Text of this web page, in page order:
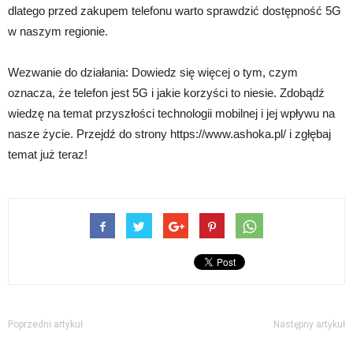
dlatego przed zakupem telefonu warto sprawdzić dostępność 5G
w naszym regionie.
Wezwanie do działania: Dowiedz się więcej o tym, czym
oznacza, że telefon jest 5G i jakie korzyści to niesie. Zdobądź
wiedzę na temat przyszłości technologii mobilnej i jej wpływu na
nasze życie. Przejdź do strony https://www.ashoka.pl/ i zgłębaj
temat już teraz!
Poprzedni artykuł Następny artykuł